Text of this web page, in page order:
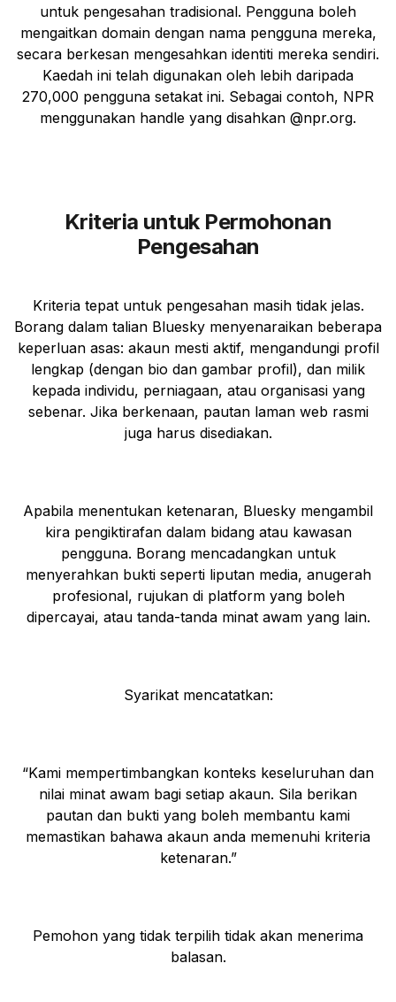
untuk pengesahan tradisional. Pengguna boleh
mengaitkan domain dengan nama pengguna mereka,
secara berkesan mengesahkan identiti mereka sendiri.
Kaedah ini telah digunakan oleh lebih daripada
270,000 pengguna setakat ini. Sebagai contoh, NPR
menggunakan handle yang disahkan @npr.org.
Kriteria untuk Permohonan
Pengesahan
Kriteria tepat untuk pengesahan masih tidak jelas.
Borang dalam talian Bluesky menyenaraikan beberapa
keperluan asas: akaun mesti aktif, mengandungi profil
lengkap (dengan bio dan gambar profil), dan milik
kepada individu, perniagaan, atau organisasi yang
sebenar. Jika berkenaan, pautan laman web rasmi
juga harus disediakan.
Apabila menentukan ketenaran, Bluesky mengambil
kira pengiktirafan dalam bidang atau kawasan
pengguna. Borang mencadangkan untuk
menyerahkan bukti seperti liputan media, anugerah
profesional, rujukan di platform yang boleh
dipercayai, atau tanda-tanda minat awam yang lain.
Syarikat mencatatkan:
“Kami mempertimbangkan konteks keseluruhan dan
nilai minat awam bagi setiap akaun. Sila berikan
pautan dan bukti yang boleh membantu kami
memastikan bahawa akaun anda memenuhi kriteria
ketenaran.”
Pemohon yang tidak terpilih tidak akan menerima
balasan.